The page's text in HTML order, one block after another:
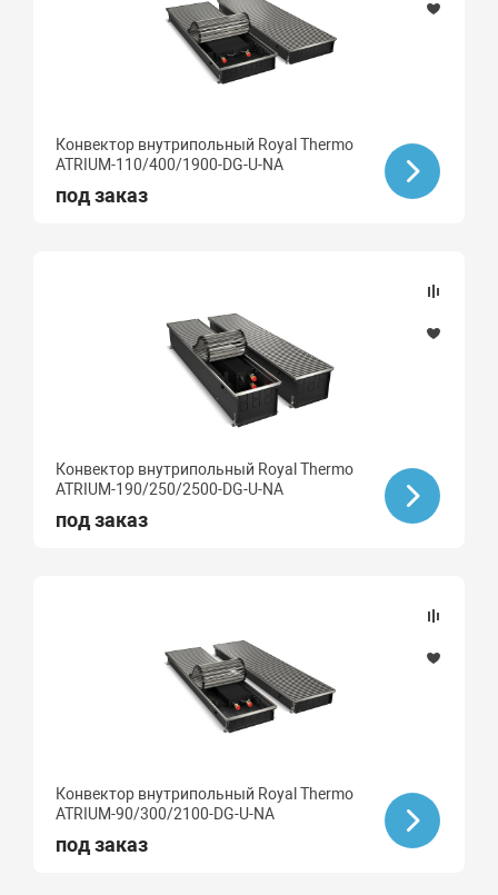
Конвектор внутрипольный Royal Thermo
ATRIUM-110/400/1900-DG-U-NA
под заказ
Конвектор внутрипольный Royal Thermo
ATRIUM-190/250/2500-DG-U-NA
под заказ
Конвектор внутрипольный Royal Thermo
ATRIUM-90/300/2100-DG-U-NA
под заказ